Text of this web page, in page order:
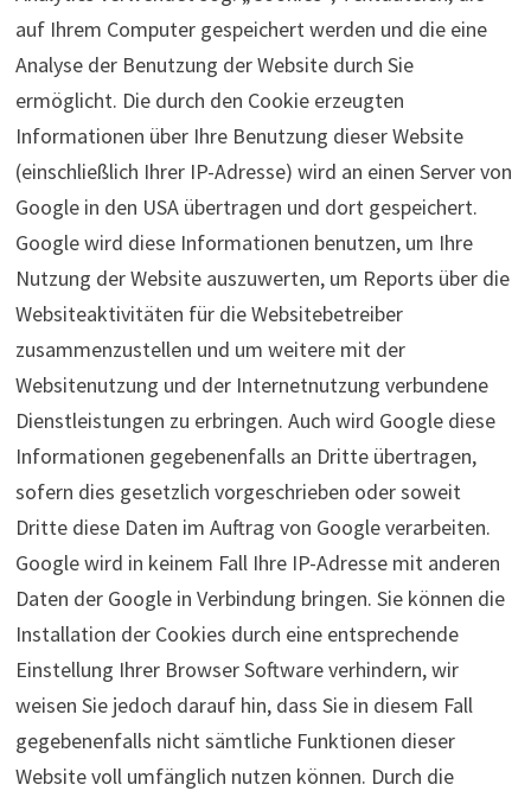
auf Ihrem Computer gespeichert werden und die eine
Analyse der Benutzung der Website durch Sie
ermöglicht. Die durch den Cookie erzeugten
Informationen über Ihre Benutzung dieser Website
(einschließlich Ihrer IP-Adresse) wird an einen Server von
Google in den USA übertragen und dort gespeichert.
Google wird diese Informationen benutzen, um Ihre
Nutzung der Website auszuwerten, um Reports über die
Websiteaktivitäten für die Websitebetreiber
zusammenzustellen und um weitere mit der
Websitenutzung und der Internetnutzung verbundene
Dienstleistungen zu erbringen. Auch wird Google diese
Informationen gegebenenfalls an Dritte übertragen,
sofern dies gesetzlich vorgeschrieben oder soweit
Dritte diese Daten im Auftrag von Google verarbeiten.
Google wird in keinem Fall Ihre IP-Adresse mit anderen
Daten der Google in Verbindung bringen. Sie können die
Installation der Cookies durch eine entsprechende
Einstellung Ihrer Browser Software verhindern, wir
weisen Sie jedoch darauf hin, dass Sie in diesem Fall
gegebenenfalls nicht sämtliche Funktionen dieser
Website voll umfänglich nutzen können. Durch die